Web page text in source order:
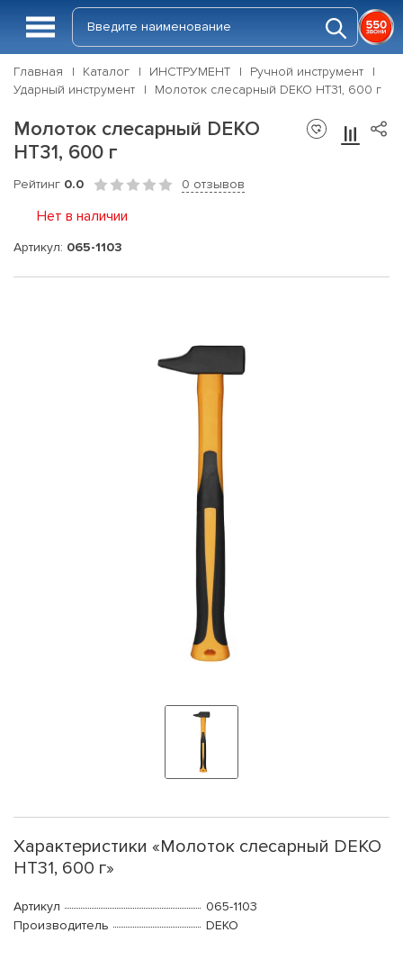
Главная Каталог ИНСТРУМЕНТ
Ручной инструмент
Ударный инструмент
Молоток слесарный DEKO HT31, 600 г
Молоток слесарный DEKO
HT31, 600 г
Рейтинг 0.0 0 отзывов
Нет в наличии
Артикул: 065-1103
Характеристики «Молоток слесарный DEKO
HT31, 600 г»
Артикул
065-1103
Производитель
DEKO